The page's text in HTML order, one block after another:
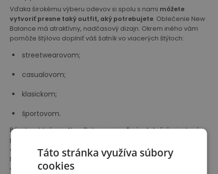
Vďaka širokému výberu odevov si spolu s nami môžete
vytvoriť presne taký outfit, aký potrebujete. Oblečenie New
Balance má atraktívny, nadčasový dizajn. Okrem iného vám
pomôže štýlovo doplniť váš šatník vo viacerých štýloch:
streetwearovom;
casualovom;
klasickom;
športovom.
Pánske oblečenie New Balance jeveľmi odolné, čo je dané
použitím kvalitných materiálov, napríklad bavlny. Naše
oblečenie sa okrem toho vyznačuje vysokoufunkčnosťou
Môžete si ho ľahko prispôsobiť svojim potrebám, napríklad
vďaka sťahovacím šnúrkam alebo priestranným vreckám. Ak
Táto stránka využíva súbory
cookies